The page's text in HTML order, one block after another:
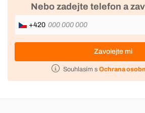
Nebo zadejte telefon a
+420
Zavolejte mi
Souhlasím s Ochrana